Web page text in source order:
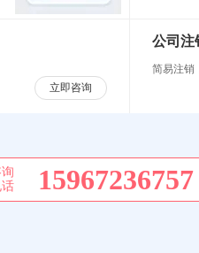
立即咨询
公司注
简易注销
话
15967236757